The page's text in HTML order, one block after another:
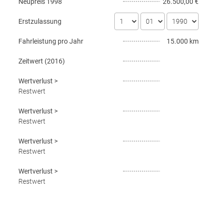
Erstzulassung
Fahrleistung pro Jahr 15.000 km
Zeitwert (2016)
Wertverlust >
Restwert
Wertverlust >
Restwert
Wertverlust >
Restwert
Wertverlust >
Restwert